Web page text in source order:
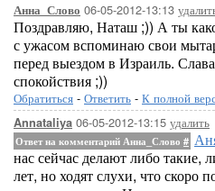
Анна_Слово 06-05-2012-13:13
Поздравляю, Наташ ;)) А ты
с ужасом вспоминаю свои
перед выездом в Израиль.
спокойствия ;))
Обратиться - Ответить - К полной
Annataliya 06-05-2012-13:15 удалить
Ответ на комментарий Анна_Слово #
нас сейчас делают либо такие,
лет, но ходят слухи, что скоро